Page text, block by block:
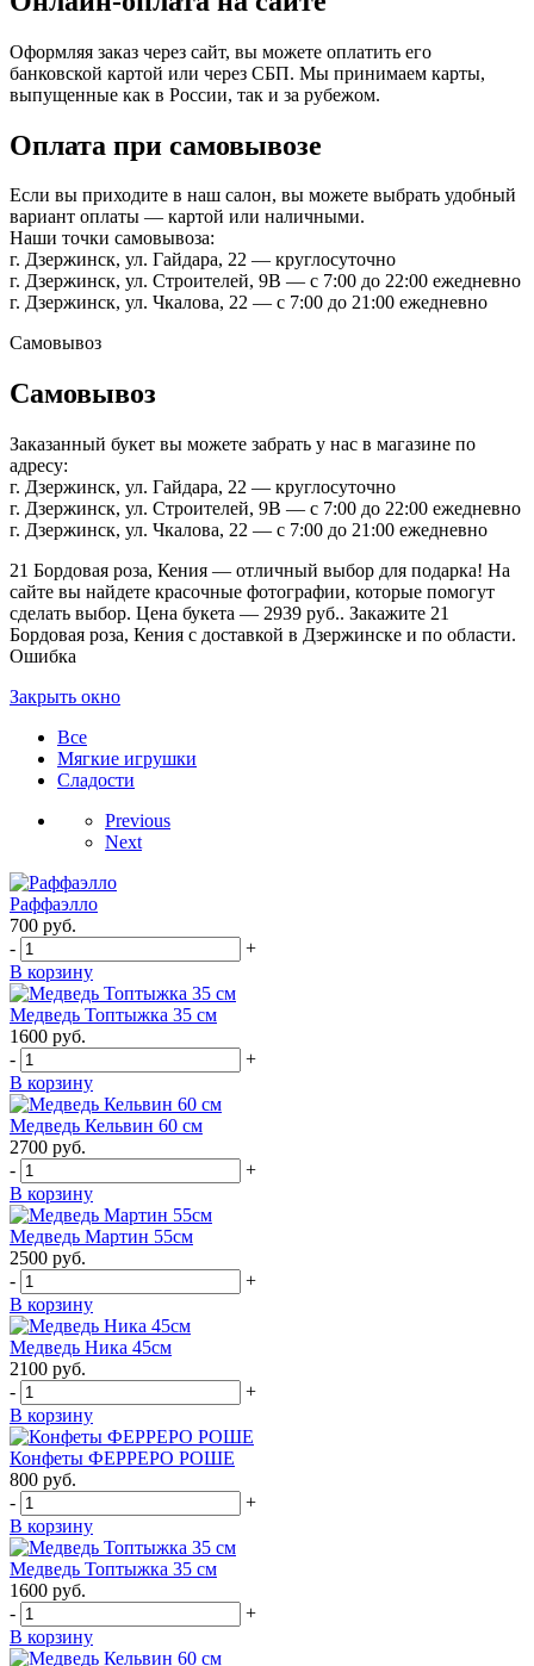
Оформляя заказ через сайт, вы можете оплатить его
банковской картой или через СБП. Мы принимаем карты,
выпущенные как в России, так и за рубежом.
Оплата при самовывозе
Если вы приходите в наш салон, вы можете выбрать удобный
вариант оплаты — картой или наличными.
Наши точки самовывоза:
г. Дзержинск, ул. Гайдара, 22 — круглосуточно
г. Дзержинск, ул. Строителей, 9В — с 7:00 до 22:00 ежедневно
г. Дзержинск, ул. Чкалова, 22 — с 7:00 до 21:00 ежедневно
Самовывоз
Самовывоз
Заказанный букет вы можете забрать у нас в магазине по
адресу:
г. Дзержинск, ул. Гайдара, 22 — круглосуточно
г. Дзержинск, ул. Строителей, 9В — с 7:00 до 22:00 ежедневно
г. Дзержинск, ул. Чкалова, 22 — с 7:00 до 21:00 ежедневно
21 Бордовая роза, Кения — отличный выбор для подарка! На
сайте вы найдете красочные фотографии, которые помогут
сделать выбор. Цена букета — 2939 руб.. Закажите 21
Бордовая роза, Кения с доставкой в Дзержинске и по области.
Ошибка
Закрыть окно
Все
Мягкие игрушки
Сладости
Previous
Next
Раффаэлло
700 руб.
-
+
В корзину
Медведь Топтыжка 35 см
1600 руб.
-
+
В корзину
Медведь Кельвин 60 см
2700 руб.
-
+
В корзину
Медведь Мартин 55см
2500 руб.
-
+
В корзину
Медведь Ника 45см
2100 руб.
-
+
В корзину
Конфеты ФЕРРЕРО РОШЕ
800 руб.
-
+
В корзину
Медведь Топтыжка 35 см
1600 руб.
-
+
В корзину